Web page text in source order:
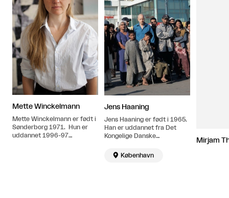
Mette Winckelmann
Mette Winckelmann er født i
Sønderborg 1971. Hun er
uddannet 1996-97
Jens Haaning
Jens Haaning er født i 1965.
Han er uddannet fra Det
Kongelige Danske
Billedkunstskolerne i 1994.
Bor og arbejder i København.
 København
Mirjam